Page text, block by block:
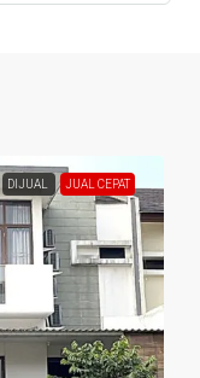
DIJUAL JUAL CEPAT